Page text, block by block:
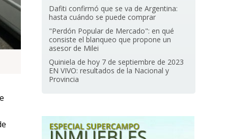
Dafiti confirmó que se va de Argentina:
hasta cuándo se puede comprar
"Perdón Popular de Mercado": en qué
consiste el blanqueo que propone un
asesor de Milei
Quiniela de hoy 7 de septiembre de 2023
EN VIVO: resultados de la Nacional y
Provincia